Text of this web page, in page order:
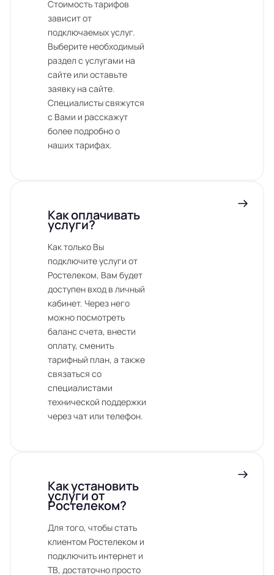
Стоимость тарифов
зависит от
подключаемых услуг.
Выберите необходимый
раздел с услугами на
сайте или оставьте
заявку на сайте.
Специалисты свяжутся
с Вами и расскажут
более подробно о
наших тарифах.
Как оплачивать
услуги?
Как только Вы
подключите услуги от
Ростелеком, Вам будет
доступен вход в личный
кабинет. Через него
можно посмотреть
баланс счета, внести
оплату, сменить
тарифный план, а также
связаться со
специалистами
технической поддержки
через чат или телефон.
Как установить
услуги от
Ростелеком?
Для того, чтобы стать
клиентом Ростелеком и
подключить интернет и
ТВ, достаточно просто